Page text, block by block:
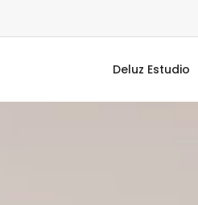
Deluz Estudio